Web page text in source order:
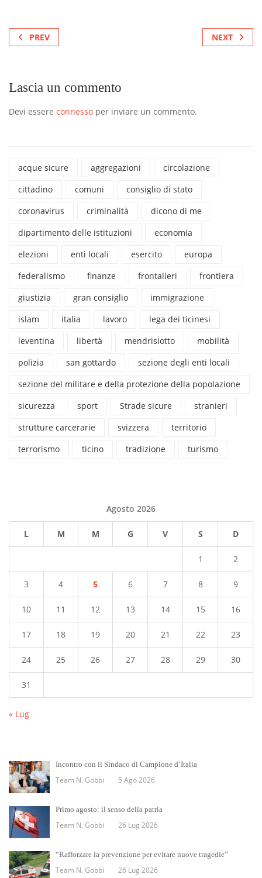
PREV NEXT
Lascia un commento
Devi essere connesso per inviare un commento.
acque sicure aggregazioni
circolazione
cittadino
comuni
consiglio di stato
coronavirus
criminalità
dicono di me
dipartimento delle istituzioni
economia
elezioni
enti locali esercito
europa
federalismo
finanze frontalieri
frontiera
giustizia
gran consiglio
immigrazione
islam
italia lavoro
lega dei ticinesi
leventina
libertà mendrisiotto
mobilità
polizia
san gottardo
sezione degli enti locali
sezione del militare e della protezione della popolazione
sicurezza
sport Strade sicure
stranieri
strutture carcerarie
svizzera
territorio
terrorismo
ticino tradizione turismo
Agosto 2026
L M M G V S D
1 2
3 4 5 6 7 8 9
10 11 12 13 14 15 16
17 18 19 20 21 22 23
24 25 26 27 28 29 30
31
« Lug
Incontro con il Sindaco di Campione d’Italia
Team N. Gobbi 5 Ago 2026
Primo agosto: il senso della patria
Team N. Gobbi 26 Lug 2026
“Rafforzare la prevenzione per evitare nuove tragedie”
Team N. Gobbi 26 Lug 2026